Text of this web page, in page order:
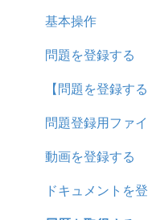
サービスについて
MFA(多要素認証)
基本操作
問題を登録する
【問題を登録す
問題登録用ファ
動画を登録する
ドキュメントを